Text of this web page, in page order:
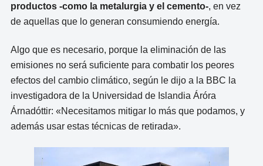
productos -como la metalurgia y el cemento-, en vez
de aquellas que lo generan consumiendo energía.
Algo que es necesario, porque la eliminación de las
emisiones no será suficiente para combatir los peores
efectos del cambio climático, según le dijo a la BBC la
investigadora de la Universidad de Islandia Áróra
Árnadóttir: «Necesitamos mitigar lo más que podamos, y
además usar estas técnicas de retirada».